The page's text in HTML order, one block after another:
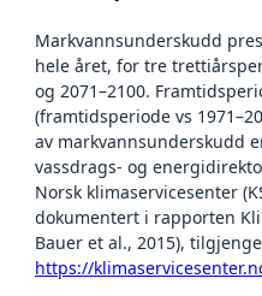
Markvannsunderskudd
hele året, for tre
og 2071–2100.
(framtidsperiode vs
av markvannsunderskudd
vassdrags- og
Norsk klimaservicesenter
dokumentert i rapporten
Bauer et al., 2015),
https://